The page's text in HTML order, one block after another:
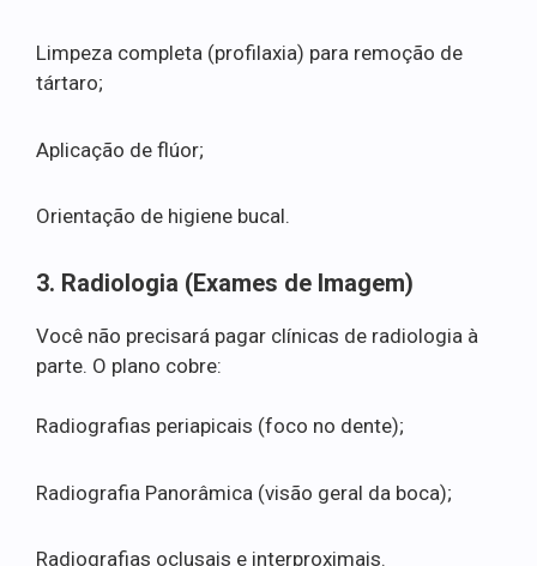
Limpeza completa (profilaxia) para remoção de
tártaro;
Aplicação de flúor;
Orientação de higiene bucal.
3. Radiologia (Exames de Imagem)
Você não precisará pagar clínicas de radiologia à
parte. O plano cobre:
Radiografias periapicais (foco no dente);
Radiografia Panorâmica (visão geral da boca);
Radiografias oclusais e interproximais.